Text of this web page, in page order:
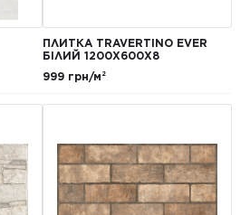
ПЛИТКА TRAVERTINO EVER
БІЛИЙ 1200Х600Х8
999 грн/м²